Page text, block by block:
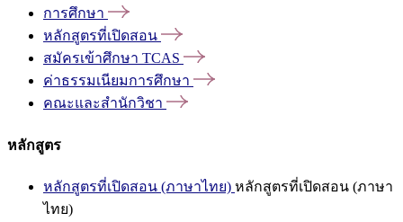
การศึกษา
หลักสูตรที่เปิดสอน
สมัครเข้าศึกษา TCAS
ค่าธรรมเนียมการศึกษา
คณะและสำนักวิชา
หลักสูตร
หลักสูตรที่เปิดสอน (ภาษาไทย) หลักสูตรที่เปิดสอน (ภาษา
ไทย)